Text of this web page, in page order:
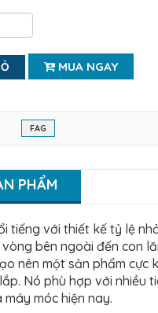
MUA NGAY
FAG
PHẨM
tiếng với thiết kế tỷ lệ
bên ngoài đến con
nên một sản phẩm cực
Nó phù hợp với nhiều
móc hiện nay.